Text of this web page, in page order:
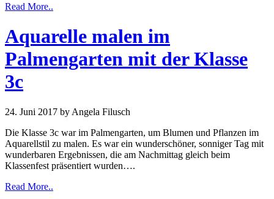
Read More..
Aquarelle malen im
Palmengarten mit der Klasse
3c
24. Juni 2017 by Angela Filusch
Die Klasse 3c war im Palmengarten, um Blumen und Pflanzen im
Aquarellstil zu malen. Es war ein wunderschöner, sonniger Tag mit
wunderbaren Ergebnissen, die am Nachmittag gleich beim
Klassenfest präsentiert wurden….
Read More..